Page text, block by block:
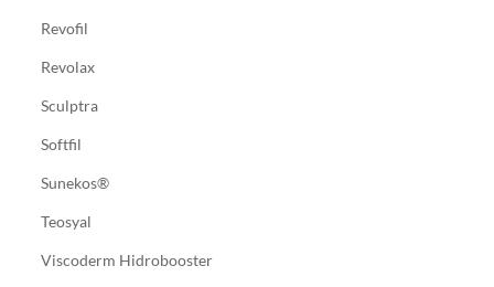
Revofil
Revolax
Sculptra
Softfil
Sunekos®
Teosyal
Viscoderm Hidrobooster